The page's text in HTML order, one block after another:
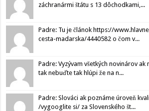
záchranármi štátu s 13 dôchodkami,...
Padre: Tu je článok https://
cesta-madarska/4440582 o čom v...
Padre: Vyzývam všetkých novinárov ak
tak nebuďte tak hlúpi že na n...
Padre: Slováci ak poznáme úroveň
/vygooglite si/ za Slovenského št...